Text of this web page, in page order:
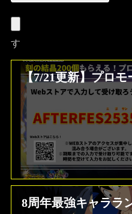
す
【7/21更新】プ
8周年最強キャララ